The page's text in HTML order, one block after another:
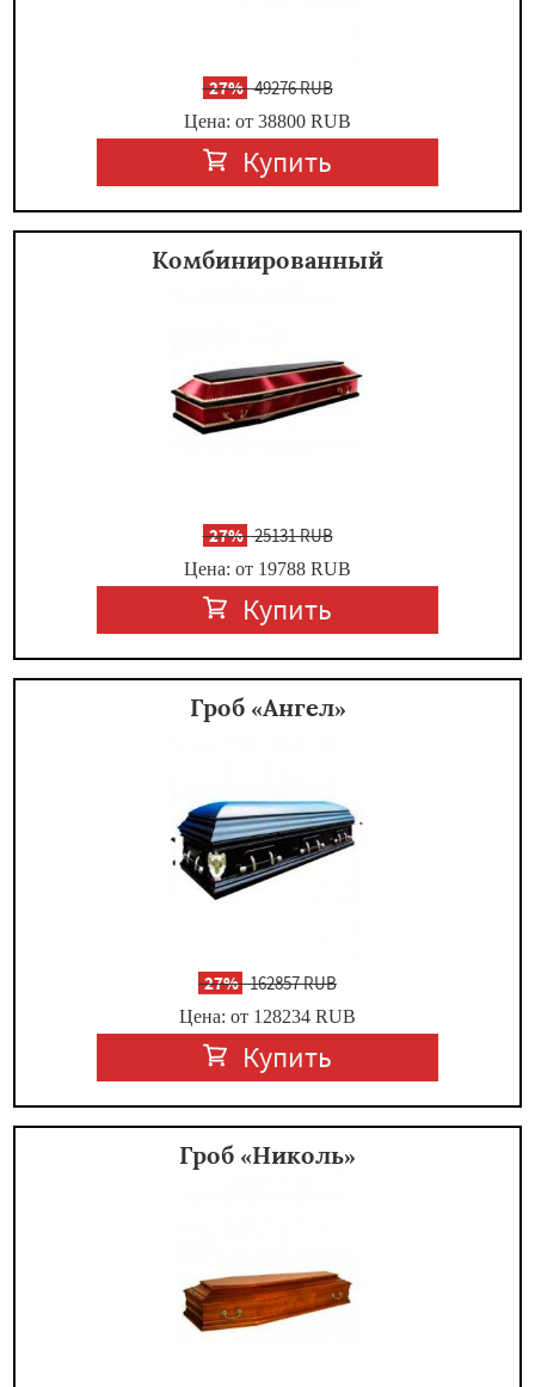
-27%49276 RUB
Цена: от 38800 RUB
Купить
Комбинированный
-27%25131 RUB
Цена: от 19788 RUB
Купить
Гроб «Ангел»
-27%162857 RUB
Цена: от 128234 RUB
Купить
Гроб «Николь»